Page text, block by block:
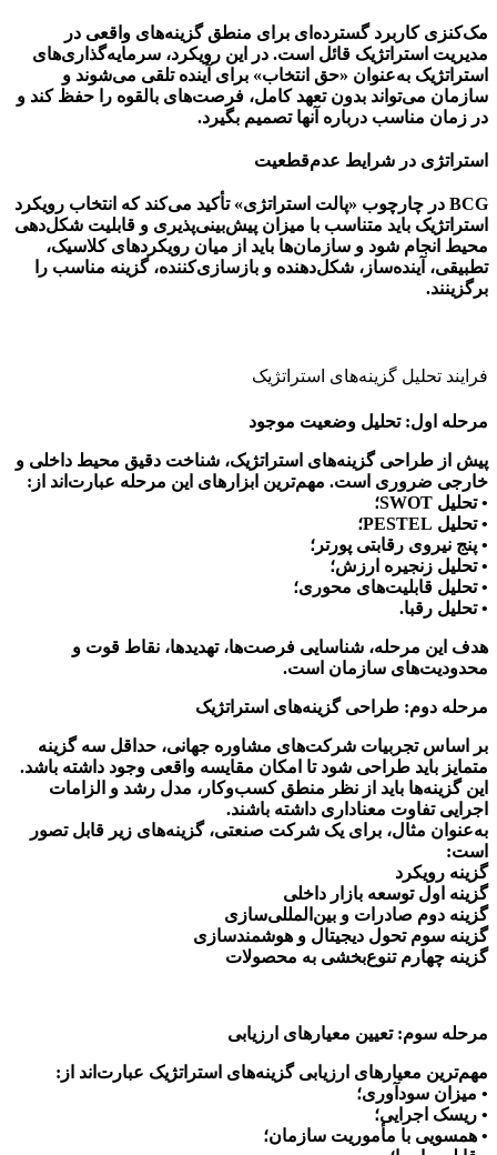
مک‌کنزی کاربرد گسترده‌ای برای منطق گزینه‌های واقعی در
مدیریت استراتژیک قائل است. در این رویکرد، سرمایه‌گذاری‌های
استراتژیک به‌عنوان «حق انتخاب» برای آینده تلقی می‌شوند و
سازمان می‌تواند بدون تعهد کامل، فرصت‌های بالقوه را حفظ کند و
در زمان مناسب درباره آنها تصمیم بگیرد.
استراتژی در شرایط عدم‌قطعیت
BCG در چارچوب «پالت استراتژی» تأکید می‌کند که انتخاب رویکرد
استراتژیک باید متناسب با میزان پیش‌بینی‌پذیری و قابلیت شکل‌دهی
محیط انجام شود و سازمان‌ها باید از میان رویکردهای کلاسیک،
تطبیقی، آینده‌ساز، شکل‌دهنده و بازسازی‌کننده، گزینه مناسب را
برگزینند.
فرایند تحلیل گزینه‌های استراتژیک
مرحله اول: تحلیل وضعیت موجود
پیش از طراحی گزینه‌های استراتژیک، شناخت دقیق محیط داخلی و
خارجی ضروری است. مهم‌ترین ابزارهای این مرحله عبارت‌اند از:
• تحلیل SWOT؛
• تحلیل PESTEL؛
• پنج نیروی رقابتی پورتر؛
• تحلیل زنجیره ارزش؛
• تحلیل قابلیت‌های محوری؛
• تحلیل رقبا.
هدف این مرحله، شناسایی فرصت‌ها، تهدیدها، نقاط قوت و
محدودیت‌های سازمان است.
مرحله دوم: طراحی گزینه‌های استراتژیک
بر اساس تجربیات شرکت‌های مشاوره جهانی، حداقل سه گزینه
متمایز باید طراحی شود تا امکان مقایسه واقعی وجود داشته باشد.
این گزینه‌ها باید از نظر منطق کسب‌وکار، مدل رشد و الزامات
اجرایی تفاوت معناداری داشته باشند.
به‌عنوان مثال، برای یک شرکت صنعتی، گزینه‌های زیر قابل تصور
است:
گزینه رویکرد
گزینه اول توسعه بازار داخلی
گزینه دوم صادرات و بین‌المللی‌سازی
گزینه سوم تحول دیجیتال و هوشمندسازی
گزینه چهارم تنوع‌بخشی به محصولات
مرحله سوم: تعیین معیارهای ارزیابی
مهم‌ترین معیارهای ارزیابی گزینه‌های استراتژیک عبارت‌اند از:
• میزان سودآوری؛
• ریسک اجرایی؛
• همسویی با مأموریت سازمان؛